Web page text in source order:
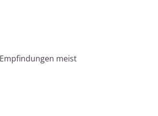
meist